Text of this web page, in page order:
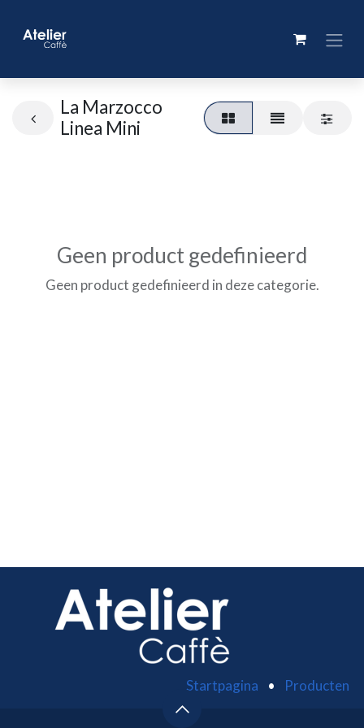
La Marzocco
Linea Mini
Geen product gedefinieerd
Geen product gedefinieerd in deze categorie.
Startpagina • Producten